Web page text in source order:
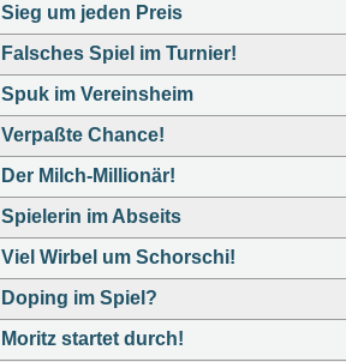
Sieg um jeden Preis
Falsches Spiel im Turnier!
Spuk im Vereinsheim
Verpaßte Chance!
Der Milch-Millionär!
Spielerin im Abseits
Viel Wirbel um Schorschi!
Doping im Spiel?
Moritz startet durch!